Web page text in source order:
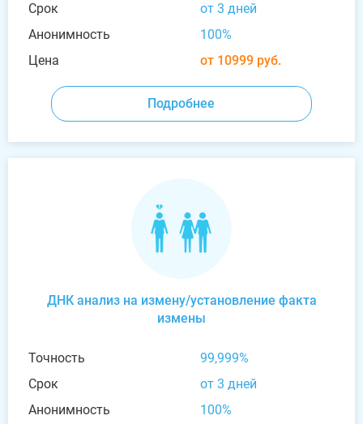
Срок
от 3 дней
Анонимность
100%
Цена
от 10999 руб.
Подробнее
ДНК анализ на измену/установление факта
измены
Точность
99,999%
Срок
от 3 дней
Анонимность
100%